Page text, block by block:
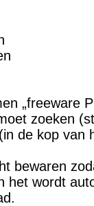
„freeware
zoeken
de kop van
bewaren
het wordt